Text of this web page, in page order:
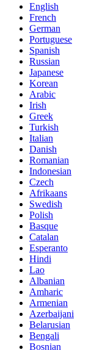
English
French
German
Portuguese
Spanish
Russian
Japanese
Korean
Arabic
Irish
Greek
Turkish
Italian
Danish
Romanian
Indonesian
Czech
Afrikaans
Swedish
Polish
Basque
Catalan
Esperanto
Hindi
Lao
Albanian
Amharic
Armenian
Azerbaijani
Belarusian
Bengali
Bosnian